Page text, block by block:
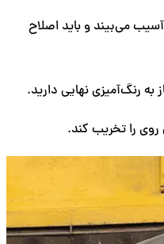
می‌بیند و باید اصلاح